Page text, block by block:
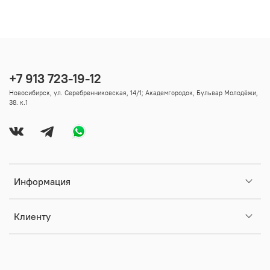
Информация
Клиенту
+7 913 723-19-12
Новосибирск, ул. Серебренниковская, 14/1; Академгородок, Бульвар Молодёжи,
38. к.1